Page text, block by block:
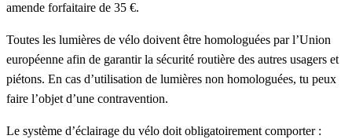
amende forfaitaire de 35 €.
Toutes les lumières de vélo doivent être homologuées par l’Union
européenne afin de garantir la sécurité routière des autres usagers et
piétons. En cas d’utilisation de lumières non homologuées, tu peux
faire l’objet d’une contravention.
Le système d’éclairage du vélo doit obligatoirement comporter :